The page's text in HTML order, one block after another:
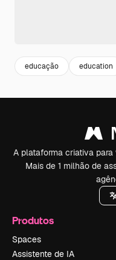
educação education
A plataforma criativa
Mais de 1 milhão de
Produtos
Spaces
Assistente de IA